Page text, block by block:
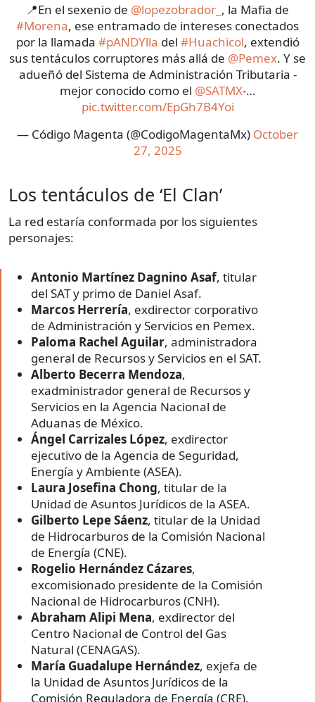
📍En el sexenio de @lopezobrador_ , la Mafia de
#Morena, ese entramado de intereses conectados
por la llamada #pANDYlla del #Huachicol, extendió
sus tentáculos corruptores más allá de @Pemex. Y se
adueñó del Sistema de Administración Tributaria -
mejor conocido como el @SATMX-…
pic.twitter.com/EpGh7B4Yoi
— Código Magenta (@CodigoMagentaMx) October
27, 2025
Los tentáculos de ‘El Clan’
La red estaría conformada por los siguientes
personajes:
Antonio Martínez Dagnino Asaf, titular
del SAT y primo de Daniel Asaf.
Marcos Herrería, exdirector corporativo
de Administración y Servicios en Pemex.
Paloma Rachel Aguilar, administradora
general de Recursos y Servicios en el SAT.
Alberto Becerra Mendoza,
exadministrador general de Recursos y
Servicios en la Agencia Nacional de
Aduanas de México.
Ángel Carrizales López, exdirector
ejecutivo de la Agencia de Seguridad,
Energía y Ambiente (ASEA).
Laura Josefina Chong, titular de la
Unidad de Asuntos Jurídicos de la ASEA.
Gilberto Lepe Sáenz, titular de la Unidad
de Hidrocarburos de la Comisión Nacional
de Energía (CNE).
Rogelio Hernández Cázares,
excomisionado presidente de la Comisión
Nacional de Hidrocarburos (CNH).
Abraham Alipi Mena, exdirector del
Centro Nacional de Control del Gas
Natural (CENAGAS).
María Guadalupe Hernández, exjefa de
la Unidad de Asuntos Jurídicos de la
Comisión Reguladora de Energía (CRE).